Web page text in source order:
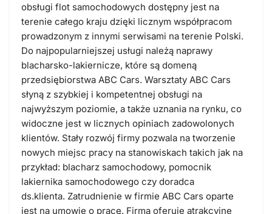
obsługi flot samochodowych dostępny jest na
terenie całego kraju dzięki licznym współpracom
prowadzonym z innymi serwisami na terenie Polski.
Do najpopularniejszej usługi należą naprawy
blacharsko-lakiernicze, które są domeną
przedsiębiorstwa ABC Cars. Warsztaty ABC Cars
słyną z szybkiej i kompetentnej obsługi na
najwyższym poziomie, a także uznania na rynku, co
widoczne jest w licznych opiniach zadowolonych
klientów. Stały rozwój firmy pozwala na tworzenie
nowych miejsc pracy na stanowiskach takich jak na
przykład: blacharz samochodowy, pomocnik
lakiernika samochodowego czy doradca
ds.klienta. Zatrudnienie w firmie ABC Cars oparte
jest na umowie o pracę. Firma oferuje atrakcyjne